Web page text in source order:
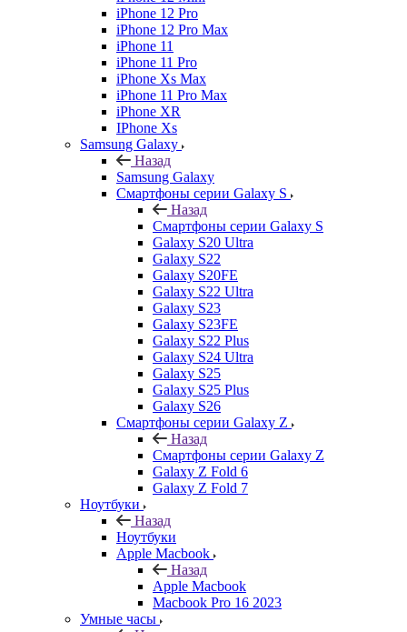
iPhone 12 Pro
iPhone 12 Pro Max
iPhone 11
iPhone 11 Pro
iPhone Xs Max
iPhone 11 Pro Max
iPhone XR
IPhone Xs
Samsung Galaxy
Назад
Samsung Galaxy
Смартфоны серии Galaxy S
Назад
Смартфоны серии Galaxy S
Galaxy S20 Ultra
Galaxy S22
Galaxy S20FE
Galaxy S22 Ultra
Galaxy S23
Galaxy S23FE
Galaxy S22 Plus
Galaxy S24 Ultra
Galaxy S25
Galaxy S25 Plus
Galaxy S26
Смартфоны серии Galaxy Z
Назад
Смартфоны серии Galaxy Z
Galaxy Z Fold 6
Galaxy Z Fold 7
Ноутбуки
Назад
Ноутбуки
Apple Macbook
Назад
Apple Macbook
Macbook Pro 16 2023
Умные часы